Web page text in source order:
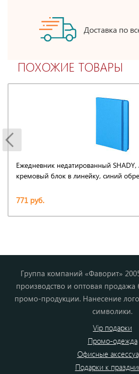
Доставка по
ПОХОЖИЕ ТОВАРЫ
Ежедневник недатированный
кремовый блок в линейку, синий
771 руб.
Группа компаний «Фаворит»
производство и оптовая продажа
промо-продукции. Нанесение
символики.
Vip подарки
Промо-одежда
Офисные
Подарки к